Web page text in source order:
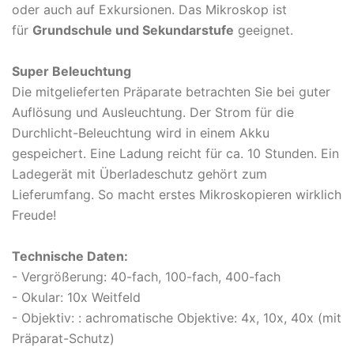
oder auch auf Exkursionen. Das Mikroskop ist
für Grundschule und Sekundarstufe geeignet.
Super Beleuchtung
Die mitgelieferten Präparate betrachten Sie bei guter
Auflösung und Ausleuchtung. Der Strom für die
Durchlicht-Beleuchtung wird in einem Akku
gespeichert. Eine Ladung reicht für ca. 10 Stunden. Ein
Ladegerät mit Überladeschutz gehört zum
Lieferumfang. So macht erstes Mikroskopieren wirklich
Freude!
Technische Daten:
- Vergrößerung: 40-fach, 100-fach, 400-fach
- Okular: 10x Weitfeld
- Objektiv: : achromatische Objektive: 4x, 10x, 40x (mit
Präparat-Schutz)